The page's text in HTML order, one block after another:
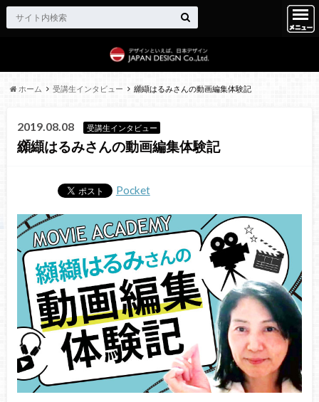
ホーム 受講生インタビュー 纐纈はるみさんの動画編集体験記
2019.08.08 受講生インタビュー
纐纈はるみさんの動画編集体験記
Pocket